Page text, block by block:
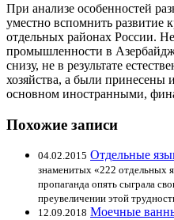
При анализе особенностей
уместно вспомнить
отдельных районах России.
промышленности в
снизу, не в результате
хозяйства, а были принесены
основном иностранными,
Похожие записи
04.02.2015 Отдельные
знаменитых «222 отдельных
пропаганда опять сыграла
преувеличении этой
12.09.2018 Моечные